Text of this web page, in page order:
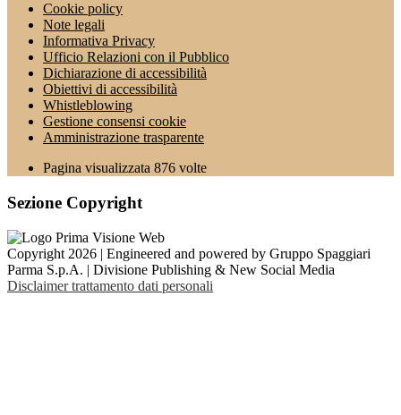
Cookie policy
Note legali
Informativa Privacy
Ufficio Relazioni con il Pubblico
Dichiarazione di accessibilità
Obiettivi di accessibilità
Whistleblowing
Gestione consensi cookie
Amministrazione trasparente
Pagina visualizzata 876 volte
Sezione Copyright
Copyright 2026 | Engineered and powered by Gruppo Spaggiari
Parma S.p.A. | Divisione Publishing & New Social Media
Disclaimer trattamento dati personali